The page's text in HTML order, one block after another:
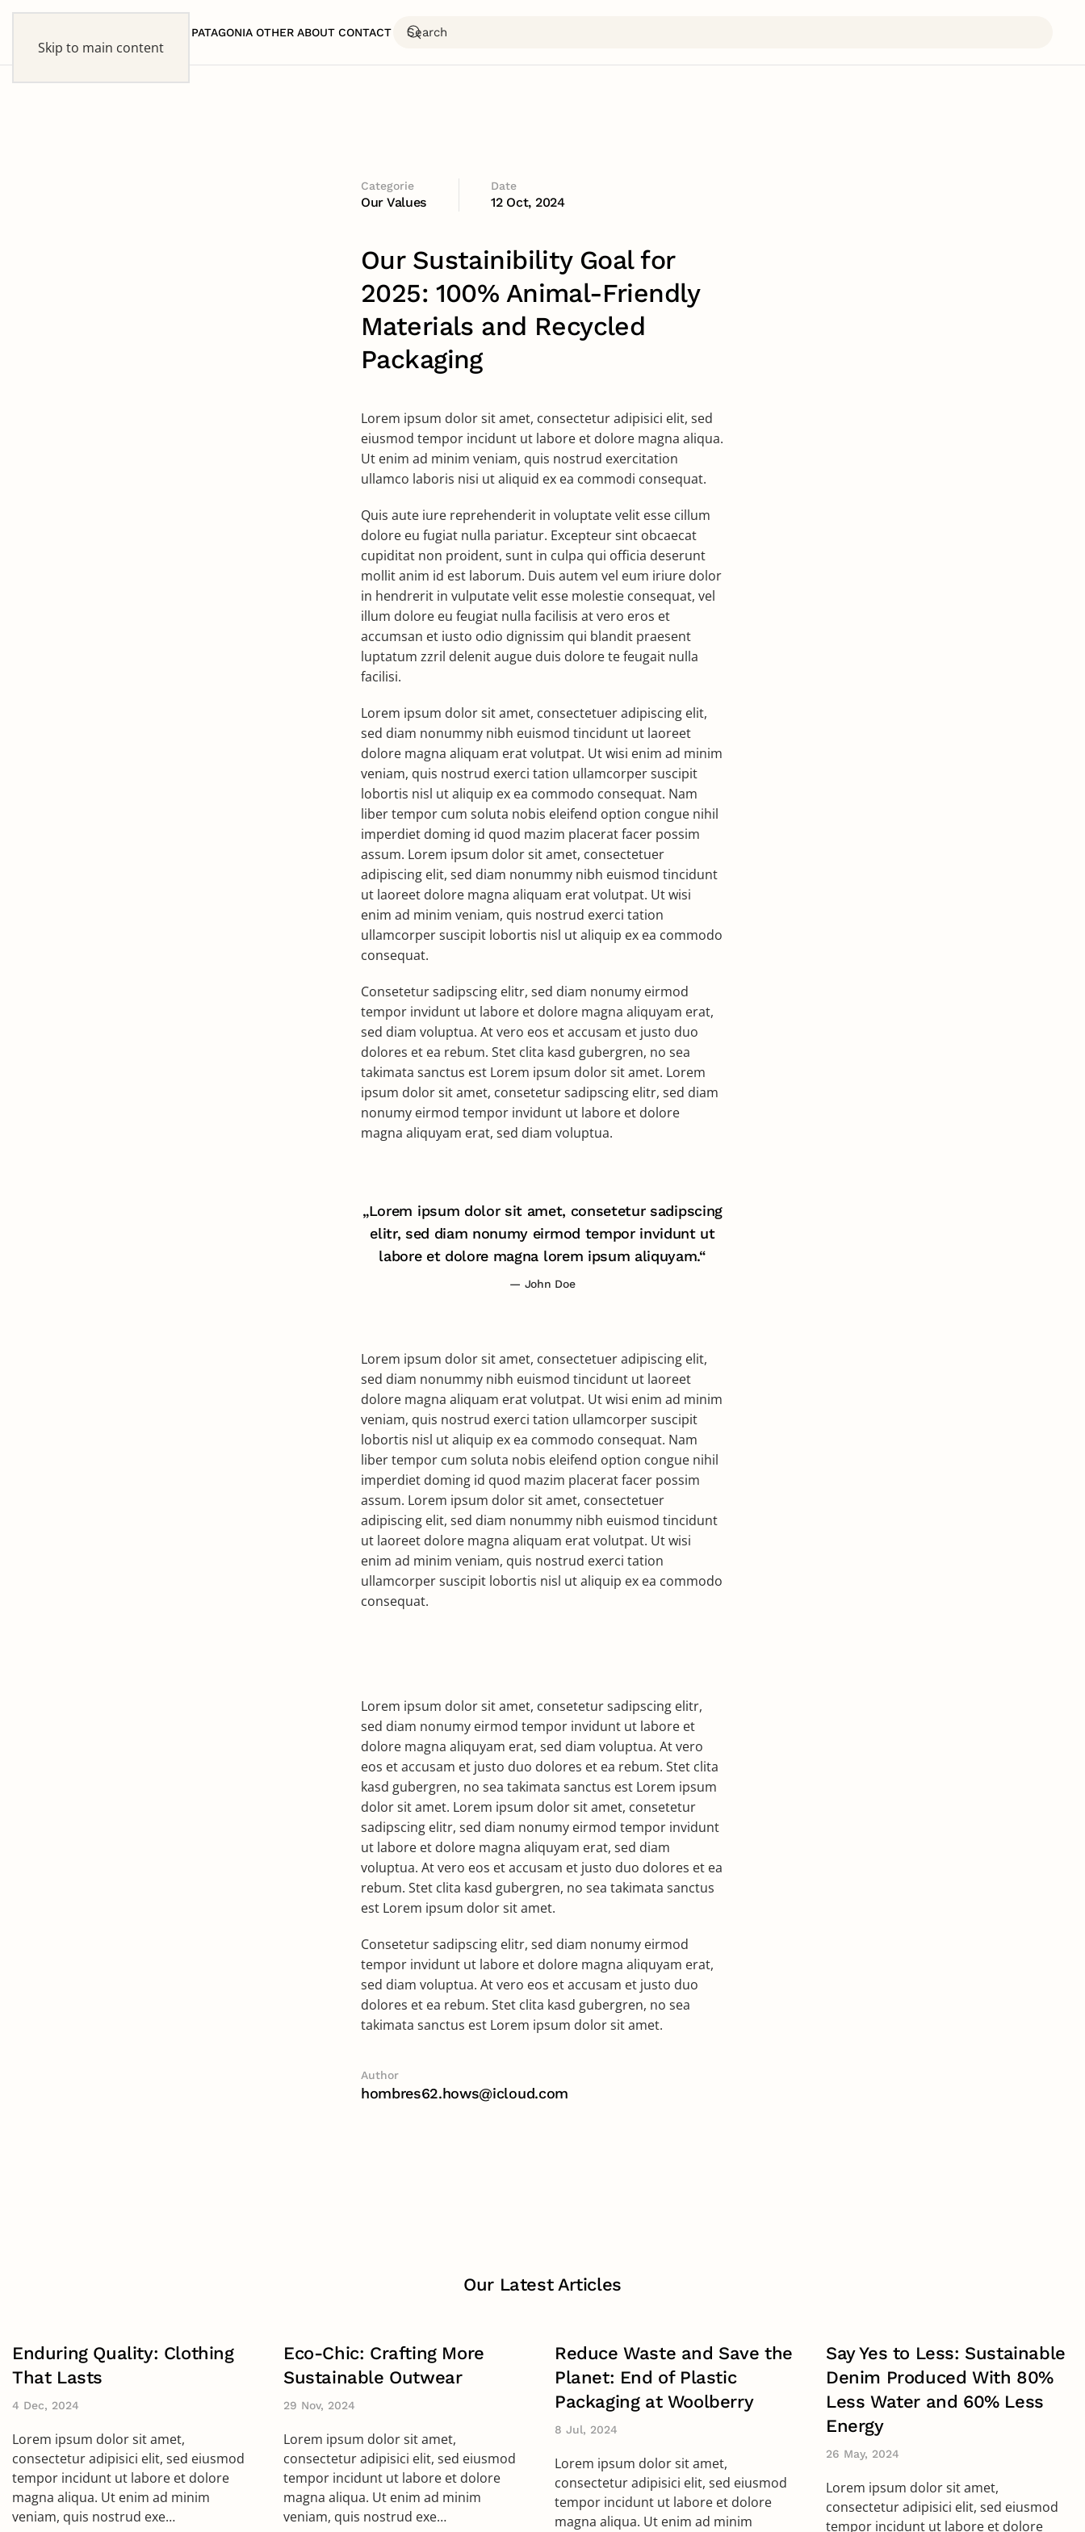
Skip to main content
PATAGONIA OTHER ABOUT CONTACT
Categorie
Our Values
Date
12 Oct, 2024
Our Sustainibility Goal for
2025: 100% Animal-Friendly
Materials and Recycled
Packaging
Lorem ipsum dolor sit amet, consectetur adipisici elit, sed
eiusmod tempor incidunt ut labore et dolore magna aliqua.
Ut enim ad minim veniam, quis nostrud exercitation
ullamco laboris nisi ut aliquid ex ea commodi consequat.
Quis aute iure reprehenderit in voluptate velit esse cillum
dolore eu fugiat nulla pariatur. Excepteur sint obcaecat
cupiditat non proident, sunt in culpa qui officia deserunt
mollit anim id est laborum. Duis autem vel eum iriure dolor
in hendrerit in vulputate velit esse molestie consequat, vel
illum dolore eu feugiat nulla facilisis at vero eros et
accumsan et iusto odio dignissim qui blandit praesent
luptatum zzril delenit augue duis dolore te feugait nulla
facilisi.
Lorem ipsum dolor sit amet, consectetuer adipiscing elit,
sed diam nonummy nibh euismod tincidunt ut laoreet
dolore magna aliquam erat volutpat. Ut wisi enim ad minim
veniam, quis nostrud exerci tation ullamcorper suscipit
lobortis nisl ut aliquip ex ea commodo consequat. Nam
liber tempor cum soluta nobis eleifend option congue nihil
imperdiet doming id quod mazim placerat facer possim
assum. Lorem ipsum dolor sit amet, consectetuer
adipiscing elit, sed diam nonummy nibh euismod tincidunt
ut laoreet dolore magna aliquam erat volutpat. Ut wisi
enim ad minim veniam, quis nostrud exerci tation
ullamcorper suscipit lobortis nisl ut aliquip ex ea commodo
consequat.
Consetetur sadipscing elitr, sed diam nonumy eirmod
tempor invidunt ut labore et dolore magna aliquyam erat,
sed diam voluptua. At vero eos et accusam et justo duo
dolores et ea rebum. Stet clita kasd gubergren, no sea
takimata sanctus est Lorem ipsum dolor sit amet. Lorem
ipsum dolor sit amet, consetetur sadipscing elitr, sed diam
nonumy eirmod tempor invidunt ut labore et dolore
magna aliquyam erat, sed diam voluptua.
„Lorem ipsum dolor sit amet, consetetur sadipscing
elitr, sed diam nonumy eirmod tempor invidunt ut
labore et dolore magna lorem ipsum aliquyam.“
John Doe
Lorem ipsum dolor sit amet, consectetuer adipiscing elit,
sed diam nonummy nibh euismod tincidunt ut laoreet
dolore magna aliquam erat volutpat. Ut wisi enim ad minim
veniam, quis nostrud exerci tation ullamcorper suscipit
lobortis nisl ut aliquip ex ea commodo consequat. Nam
liber tempor cum soluta nobis eleifend option congue nihil
imperdiet doming id quod mazim placerat facer possim
assum. Lorem ipsum dolor sit amet, consectetuer
adipiscing elit, sed diam nonummy nibh euismod tincidunt
ut laoreet dolore magna aliquam erat volutpat. Ut wisi
enim ad minim veniam, quis nostrud exerci tation
ullamcorper suscipit lobortis nisl ut aliquip ex ea commodo
consequat.
Lorem ipsum dolor sit amet, consetetur sadipscing elitr,
sed diam nonumy eirmod tempor invidunt ut labore et
dolore magna aliquyam erat, sed diam voluptua. At vero
eos et accusam et justo duo dolores et ea rebum. Stet clita
kasd gubergren, no sea takimata sanctus est Lorem ipsum
dolor sit amet. Lorem ipsum dolor sit amet, consetetur
sadipscing elitr, sed diam nonumy eirmod tempor invidunt
ut labore et dolore magna aliquyam erat, sed diam
voluptua. At vero eos et accusam et justo duo dolores et ea
rebum. Stet clita kasd gubergren, no sea takimata sanctus
est Lorem ipsum dolor sit amet.
Consetetur sadipscing elitr, sed diam nonumy eirmod
tempor invidunt ut labore et dolore magna aliquyam erat,
sed diam voluptua. At vero eos et accusam et justo duo
dolores et ea rebum. Stet clita kasd gubergren, no sea
takimata sanctus est Lorem ipsum dolor sit amet.
Author
hombres62.hows@icloud.com
Our Latest Articles
Enduring Quality: Clothing
That Lasts
4 Dec, 2024
Lorem ipsum dolor sit amet,
consectetur adipisici elit, sed eiusmod
tempor incidunt ut labore et dolore
magna aliqua. Ut enim ad minim
veniam, quis nostrud exe…
Eco-Chic: Crafting More
Sustainable Outwear
29 Nov, 2024
Lorem ipsum dolor sit amet,
consectetur adipisici elit, sed eiusmod
tempor incidunt ut labore et dolore
magna aliqua. Ut enim ad minim
veniam, quis nostrud exe…
Reduce Waste and Save the
Planet: End of Plastic
Packaging at Woolberry
8 Jul, 2024
Lorem ipsum dolor sit amet,
consectetur adipisici elit, sed eiusmod
tempor incidunt ut labore et dolore
magna aliqua. Ut enim ad minim
Say Yes to Less: Sustainable
Denim Produced With 80%
Less Water and 60% Less
Energy
26 May, 2024
Lorem ipsum dolor sit amet,
consectetur adipisici elit, sed eiusmod
tempor incidunt ut labore et dolore